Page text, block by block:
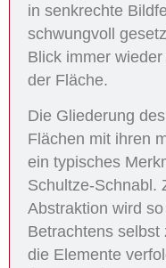
in senkrechte
schwungvoll
Blick immer
der Fläche.
Die Gliederung
Flächen mit ihren
ein typisches
Schultze-Schnabl.
Abstraktion wird
Betrachtens
die Elemente